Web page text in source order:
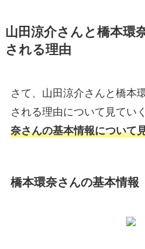
山田涼介さんと橋本環
される理由
さて、山田涼介さんと橋本
される理由について見てい
奈さんの基本情報について
橋本環奈さんの基本情報